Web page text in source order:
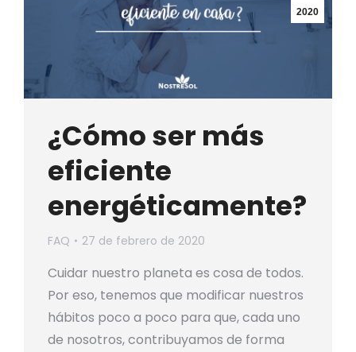
2020
¿Cómo ser más
eficiente
energéticamente?
FAQ 27 de febrero de 2020
Cuidar nuestro planeta es cosa de todos.
Por eso, tenemos que modificar nuestros
hábitos poco a poco para que, cada uno
de nosotros, contribuyamos de forma